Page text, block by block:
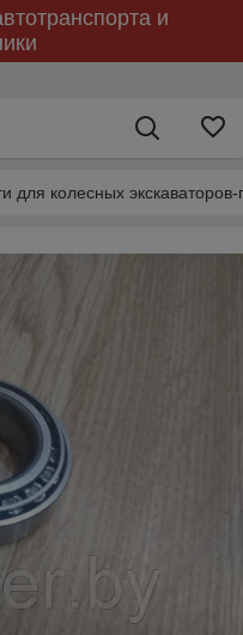
и
для колесных экскаваторов-